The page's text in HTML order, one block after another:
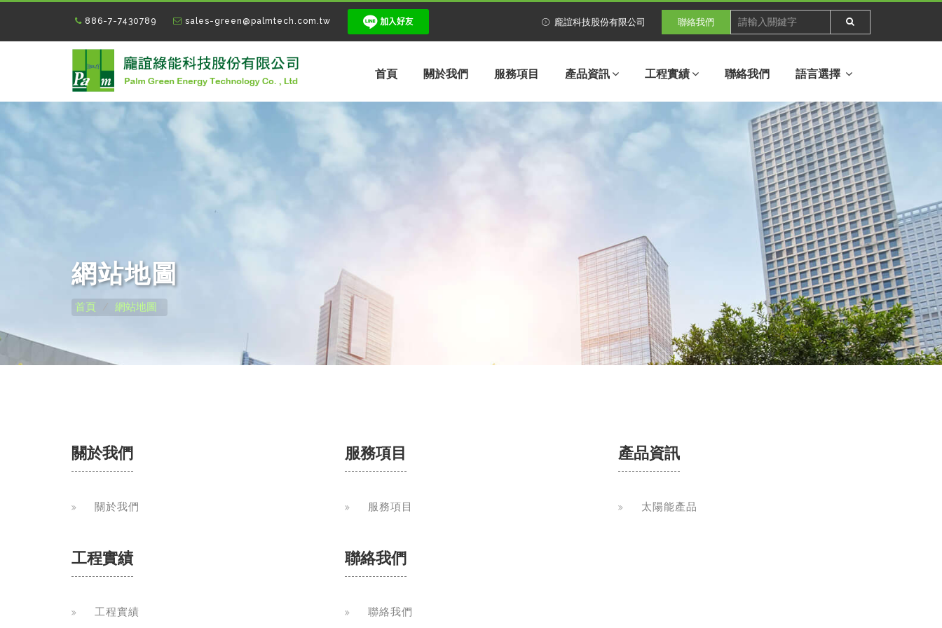
886-7-7430789 sales-green@palmtech.com.tw 聯絡我們
龐誼科技股份有限公司
首頁 關於我們 服務項目 產品資訊 工程實績 聯絡我們 語言選擇
網站地圖
首頁 網站地圖
關於我們
關於我們
服務項目
服務項目
產品資訊
太陽能產品
工程實績
工程實績
聯絡我們
聯絡我們